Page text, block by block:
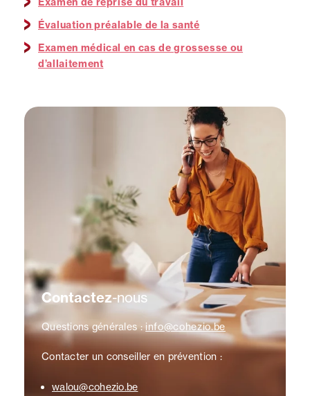
Évaluation préalable de la santé
Examen médical en cas de grossesse ou
d’allaitement
Contactez-nous
Questions générales : info@cohezio.be
Contacter un conseiller en prévention :
walou@cohezio.be